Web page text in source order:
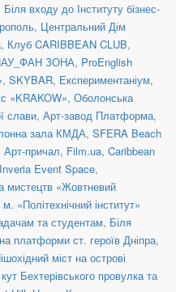
Біля входу до Інституту бізнес-
, Центральний Дім
, Клуб CARIBBEAN CLUB,
ЗОНА, ProEnglish
, SKYBAR, Експериментаніум,
«KRAKOW», Оболонська
слави, Арт-завод Платформа,
зала КМДА, SFERA Beach
Арт-причал, Film.ua, Caribbean
Inveria Event Space,
мистецтв «Жовтневий
м. «Політехнічний інститут»
та студентам, Біля
платформи ст. героїв Дніпра,
міст на острові
Бехтерівського провулка та